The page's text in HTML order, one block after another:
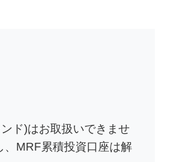
ド)はお取扱いできませ
、MRF累積投資口座は解